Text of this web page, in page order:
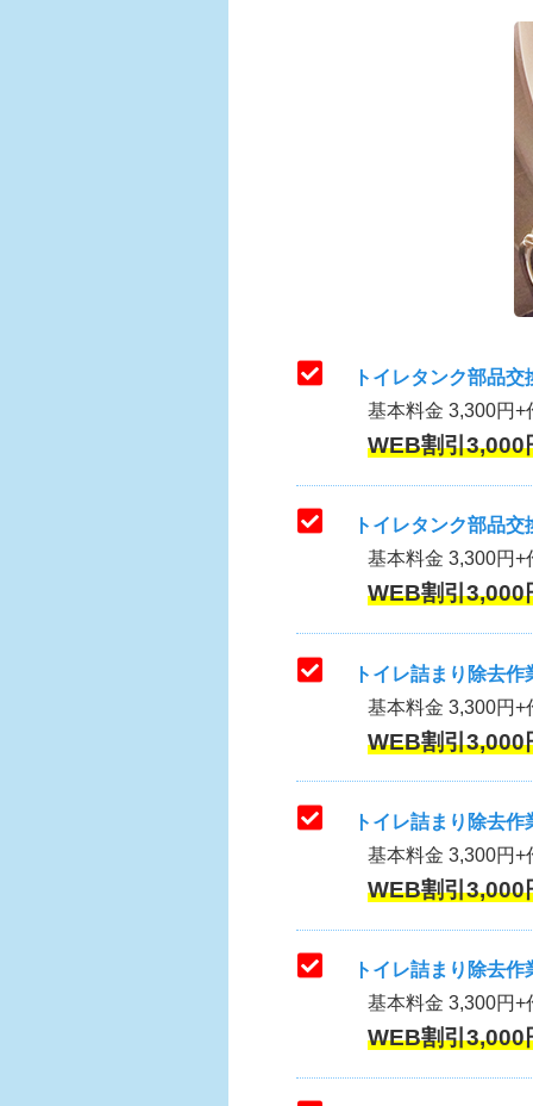
トイレタンク部品
基本料金 3,300円
WEB割引
トイレタンク部品
基本料金 3,300円+
WEB割引
トイレ詰まり除去作
基本料金 3,300円+
WEB割引
トイレ詰まり除去
基本料金 3,300円+
WEB割引
トイレ詰まり除去
基本料金 3,300円+
WEB割引